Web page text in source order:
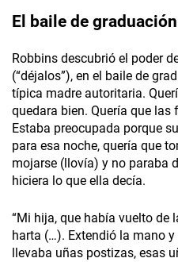
El baile de
Robbins descubrió el poder
(“déjalos”), en el baile de
típica madre autoritaria.
quedara bien. Quería que las
Estaba preocupada porque
para esa noche, quería que
mojarse (llovía) y no paraba
hiciera lo que ella decía.
“Mi hija, que había vuelto de
harta (…). Extendió la mano
llevaba uñas postizas, esas